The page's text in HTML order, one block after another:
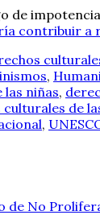
de
contribuir a
,
las niñas,
de
,
No